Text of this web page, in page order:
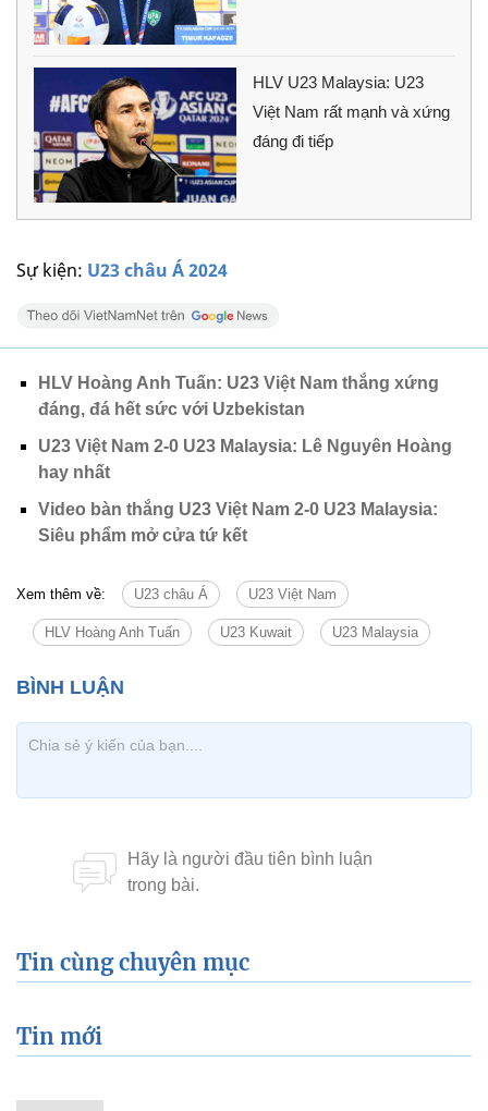
Sự kiện: U23 châu Á 2024
HLV U23 Malaysia: U23
Việt Nam rất mạnh và xứng
đáng đi tiếp
HLV Hoàng Anh Tuấn: U23 Việt Nam thắng xứng
đáng, đá hết sức với Uzbekistan
U23 Việt Nam 2-0 U23 Malaysia: Lê Nguyên Hoàng
hay nhất
Video bàn thắng U23 Việt Nam 2-0 U23 Malaysia:
Siêu phẩm mở cửa tứ kết
Xem thêm về: U23 châu Á U23 Việt Nam
HLV Hoàng Anh Tuấn U23 Kuwait U23 Malaysia
Tin cùng chuyên mục
Tin mới